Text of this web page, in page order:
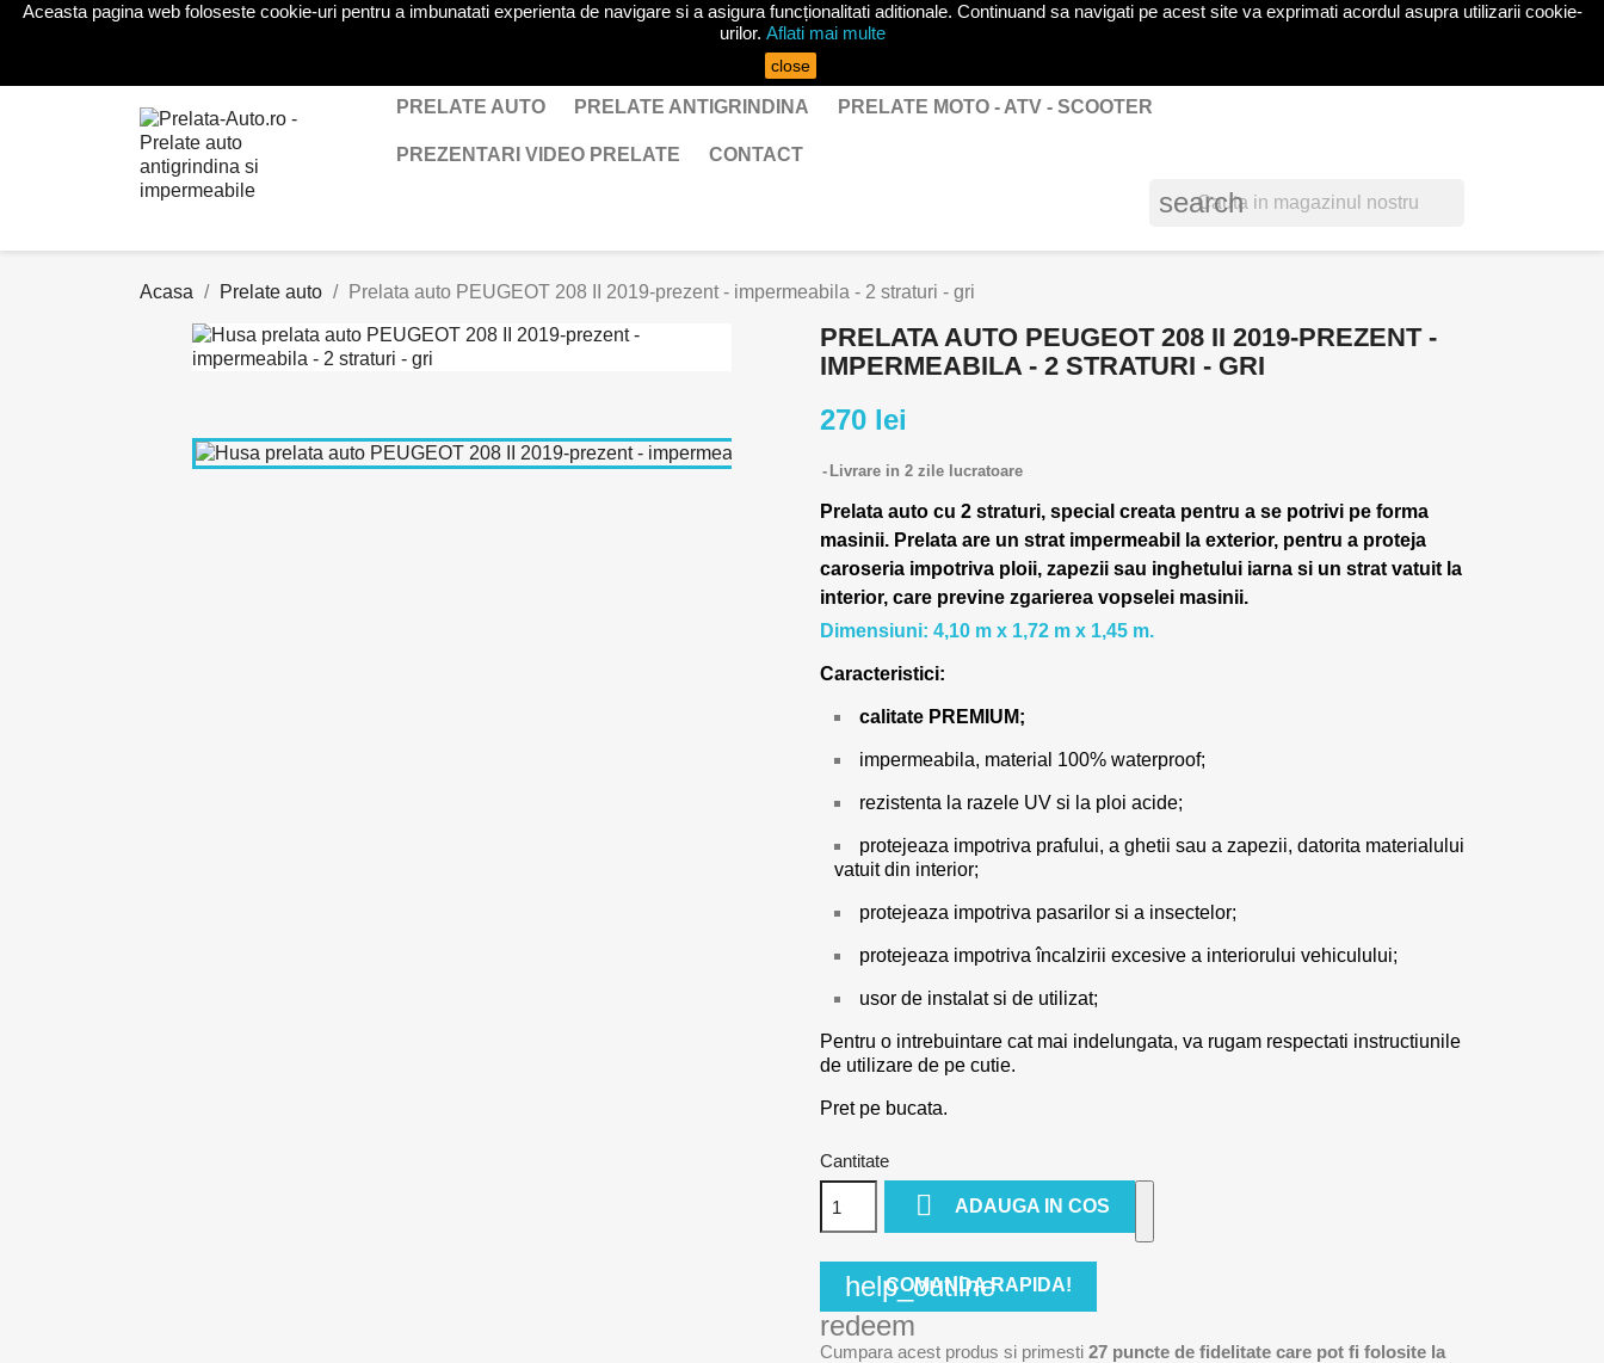
shopping_cart
PRELATE AUTO PRELATE ANTIGRINDINA PRELATE MOTO - ATV - SCOOTER
PREZENTARI VIDEO PRELATE CONTACT
search
Acasa Prelate auto Prelata auto PEUGEOT 208 II 2019-prezent - impermeabila - 2 straturi - gri
PRELATA AUTO PEUGEOT 208 II 2019-PREZENT -
IMPERMEABILA - 2 STRATURI - GRI
270 lei
Livrare in 2 zile lucratoare
Prelata auto cu 2 straturi, special creata pentru a se potrivi pe forma
masinii. Prelata are un strat impermeabil la exterior, pentru a proteja
caroseria impotriva ploii, zapezii sau inghetului iarna si un strat vatuit la
interior, care previne zgarierea vopselei masinii.
Dimensiuni: 4,10 m x 1,72 m x 1,45 m.
Caracteristici:
calitate PREMIUM;
impermeabila, material 100% waterproof;
rezistenta la razele UV si la ploi acide;
protejeaza impotriva prafului, a ghetii sau a zapezii, datorita materialului
vatuit din interior;
protejeaza impotriva pasarilor si a insectelor;
protejeaza impotriva încalzirii excesive a interiorului vehiculului;
usor de instalat si de utilizat;
Pentru o intrebuintare cat mai indelungata, va rugam respectati instructiunile
de utilizare de pe cutie.
Pret pe bucata.
Cantitate
 ADAUGA IN COS
help_outline
COMANDA RAPIDA!
redeem
Cumpara acest produs si primesti 27 puncte de fidelitate care pot fi folosite la
Aceasta pagina web foloseste cookie-uri pentru a imbunatati experienta de navigare si a asigura funcționalitati aditionale. Continuand sa navigati pe acest site va exprimati acordul asupra utilizarii cookie-
urilor. Aflati mai multe
close